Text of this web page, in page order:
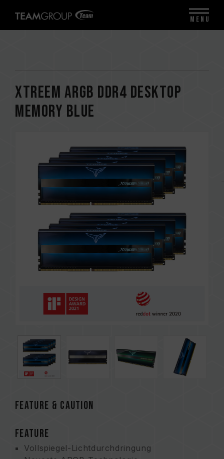
XTREEM ARGB DDR4 DESKTOP
MEMORY BLUE
FEATURE & CAUTION
FEATURE
Vollspiegel-Lichtdurchdringung
MENU